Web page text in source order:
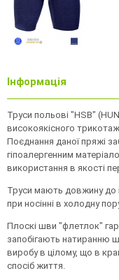
Інформація
Труси польові "HSB"
високоякісного
Поєднання даної пряжі
гіпоалергенним
використання в якості
Труси мають довжину до
при носінні в холодну
Плоскі шви "флетлок"
запобігають натиранню
виробу в цілому, що в
спосіб життя.